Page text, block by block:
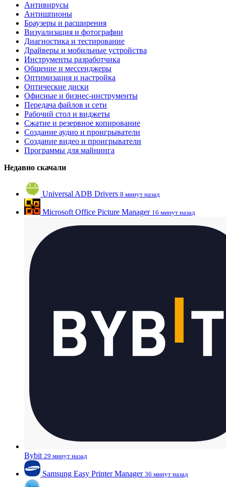
Антивирусы
Антишпионы
Браузеры и расширения
Визуализация и фотографии
Диагностика и тестирование
Драйверы и мобильные устройства
Инструменты разработчика
Общение и мессенджеры
Оптимизация и настройка
Оптические диски
Офисные и бизнес-инструменты
Передача файлов и сети
Рабочий стол и виджеты
Сжатие и резервное копирование
Создание аудио и проигрыватели
Создание видео и проигрыватели
Программы для майнинга
Недавно скачали
Universal ADB Drivers 8 минут назад
Microsoft Office Picture Manager 16 минут назад
Bybit 29 минут назад
Samsung Easy Printer Manager 36 минут назад